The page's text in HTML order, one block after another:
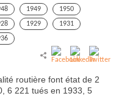
1949
1950
1929
1931
routière font état de 2
6 221 tués en 1933, 5